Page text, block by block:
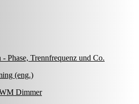
Phase, Trennfrequenz und Co.
(eng.)
Dimmer